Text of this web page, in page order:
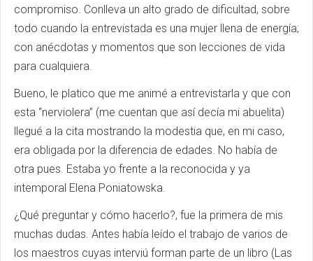
compromiso. Conlleva un alto grado de dificultad, sobre
todo cuando la entrevistada es una mujer llena de energía;
con anécdotas y momentos que son lecciones de vida
para cualquiera.
Bueno, le platico que me animé a entrevistarla y que con
esta “nerviolera” (me cuentan que así decía mi abuelita)
llegué a la cita mostrando la modestia que, en mi caso,
era obligada por la diferencia de edades. No había de
otra pues. Estaba yo frente a la reconocida y ya
intemporal Elena Poniatowska.
¿Qué preguntar y cómo hacerlo?, fue la primera de mis
muchas dudas. Antes había leído el trabajo de varios de
los maestros cuyas interviú forman parte de un libro (Las